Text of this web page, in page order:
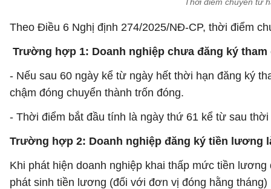
Theo Điều 6 Nghị định 274/2025/NĐ-CP, thời điểm
Trường hợp 1: Doanh nghiệp chưa đăng ký
- Nếu sau 60 ngày kể từ ngày hết thời hạn đăng ký
chậm đóng chuyển thành trốn đóng.
- Thời điểm bắt đầu tính là ngày thứ 61 kể từ sau thời
Trường hợp 2: Doanh nghiệp đăng ký tiền lương
Khi phát hiện doanh nghiệp khai thấp mức tiền
phát sinh tiền lương (đối với đơn vị đóng hằng